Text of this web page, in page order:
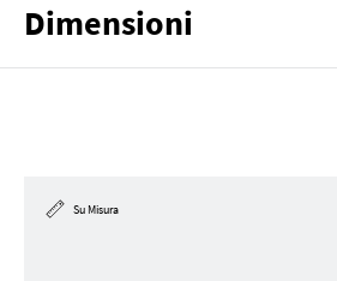
Dimensioni
Su Misura